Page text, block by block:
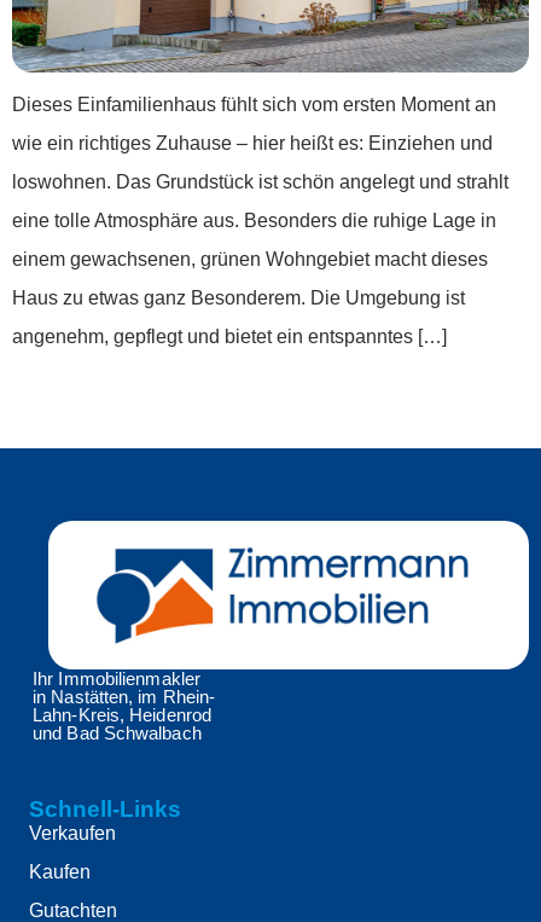
Dieses Einfamilienhaus fühlt sich vom ersten Moment an
wie ein richtiges Zuhause – hier heißt es: Einziehen und
loswohnen. Das Grundstück ist schön angelegt und strahlt
eine tolle Atmosphäre aus. Besonders die ruhige Lage in
einem gewachsenen, grünen Wohngebiet macht dieses
Haus zu etwas ganz Besonderem. Die Umgebung ist
angenehm, gepflegt und bietet ein entspanntes […]
Ihr Immobilienmakler
in Nastätten, im Rhein-
Lahn-Kreis, Heidenrod
und Bad Schwalbach
Schnell-Links
Verkaufen
Kaufen
Gutachten